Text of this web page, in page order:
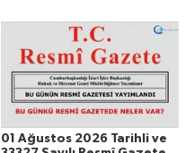
01 Ağustos 2026 Tarihli ve